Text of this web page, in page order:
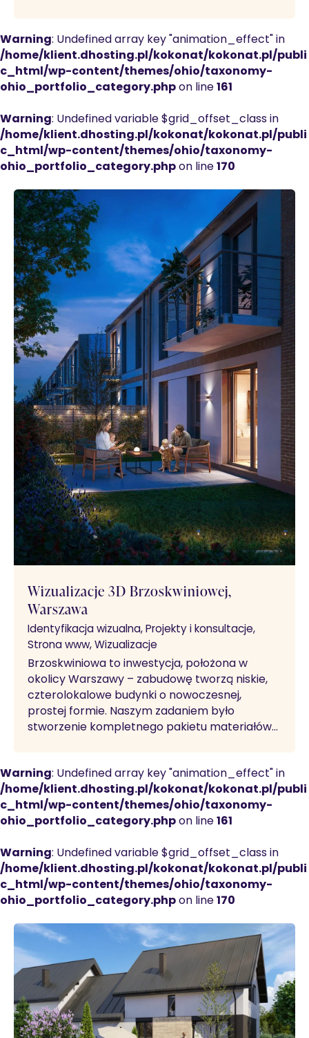
Warning: Undefined array key "animation_effect" in
/home/klient.dhosting.pl/kokonat/kokonat.pl/publi
c_html/wp-content/themes/ohio/taxonomy-
ohio_portfolio_category.php on line 161
Warning: Undefined variable $grid_offset_class in
/home/klient.dhosting.pl/kokonat/kokonat.pl/publi
c_html/wp-content/themes/ohio/taxonomy-
ohio_portfolio_category.php on line 170
Wizualizacje 3D Brzoskwiniowej,
Warszawa
Identyfikacja wizualna Projekty i konsultacje
Strona www Wizualizacje
Brzoskwiniowa to inwestycja, położona w
okolicy Warszawy – zabudowę tworzą niskie,
czterolokalowe budynki o nowoczesnej,
prostej formie. Naszym zadaniem było
stworzenie kompletnego pakietu materiałów…
Warning: Undefined array key "animation_effect" in
/home/klient.dhosting.pl/kokonat/kokonat.pl/publi
c_html/wp-content/themes/ohio/taxonomy-
ohio_portfolio_category.php on line 161
Warning: Undefined variable $grid_offset_class in
/home/klient.dhosting.pl/kokonat/kokonat.pl/publi
c_html/wp-content/themes/ohio/taxonomy-
ohio_portfolio_category.php on line 170